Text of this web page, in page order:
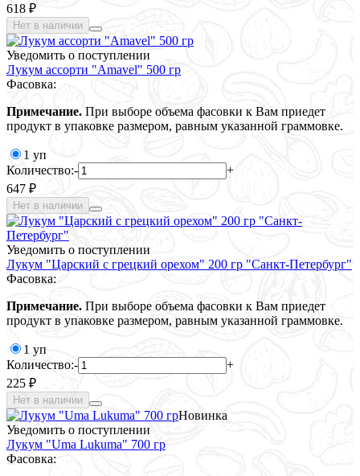
618 ₽
Нет в наличии
Уведомить о поступлении
Лукум ассорти "Amavel" 500 гр
Фасовка:
Примечание. При выборе объема фасовки к Вам приедет
продукт в упаковке размером, равным указанной граммовке.
1 уп
Количество:-
+
647 ₽
Нет в наличии
Уведомить о поступлении
Лукум "Царский с грецкий орехом" 200 гр "Санкт-Петербург"
Фасовка:
Примечание. При выборе объема фасовки к Вам приедет
продукт в упаковке размером, равным указанной граммовке.
1 уп
Количество:-
+
225 ₽
Нет в наличии
Новинка
Уведомить о поступлении
Лукум "Uma Lukuma" 700 гр
Фасовка: